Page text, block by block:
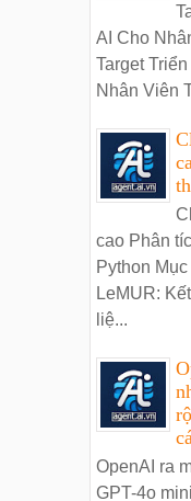
AI Cho
Target
Nhân Viên
cao Phân
Python
LeMUR:
liệ...
OpenAI ra
GPT-4o